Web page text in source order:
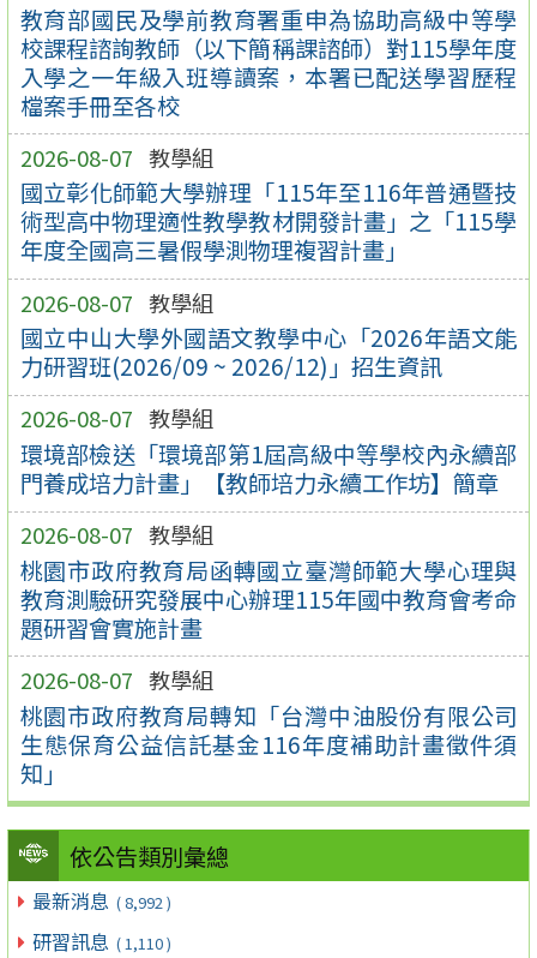
教育部國民及學前教育署重申為協助高級中等學
校課程諮詢教師（以下簡稱課諮師）對115學年度
入學之一年級入班導讀案，本署已配送學習歷程
檔案手冊至各校
2026-08-07 教學組
國立彰化師範大學辦理「115年至116年普通暨技
術型高中物理適性教學教材開發計畫」之「115學
年度全國高三暑假學測物理複習計畫」
2026-08-07 教學組
國立中山大學外國語文教學中心「2026年語文能
力研習班(2026/09 ~ 2026/12)」招生資訊
2026-08-07 教學組
環境部檢送「環境部第1屆高級中等學校內永續部
門養成培力計畫」【教師培力永續工作坊】簡章
2026-08-07 教學組
桃園市政府教育局函轉國立臺灣師範大學心理與
教育測驗研究發展中心辦理115年國中教育會考命
題研習會實施計畫
2026-08-07 教學組
桃園市政府教育局轉知「台灣中油股份有限公司
生態保育公益信託基金116年度補助計畫徵件須
知」
依公告類別彙總
最新消息 ( 8,992 )
研習訊息 ( 1,110 )